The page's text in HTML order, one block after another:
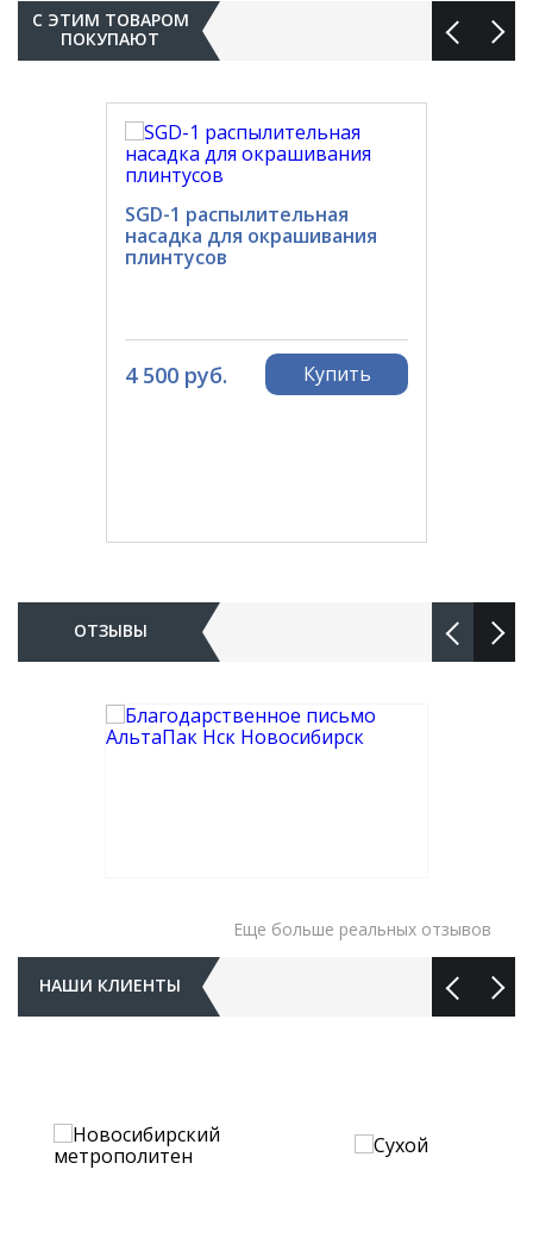
С ЭТИМ ТОВАРОМ
ПОКУПАЮТ
SGD-1 распылительная
насадка для окрашивания
плинтусов
4 500 руб. Купить
ОТЗЫВЫ
Еще больше реальных отзывов
НАШИ КЛИЕНТЫ